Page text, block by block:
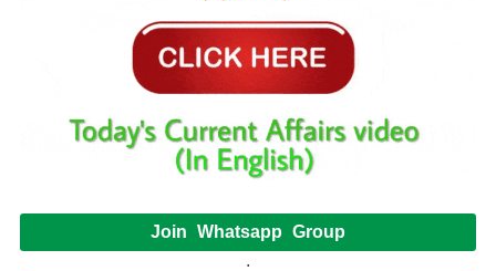
Join Whatsapp Group
.